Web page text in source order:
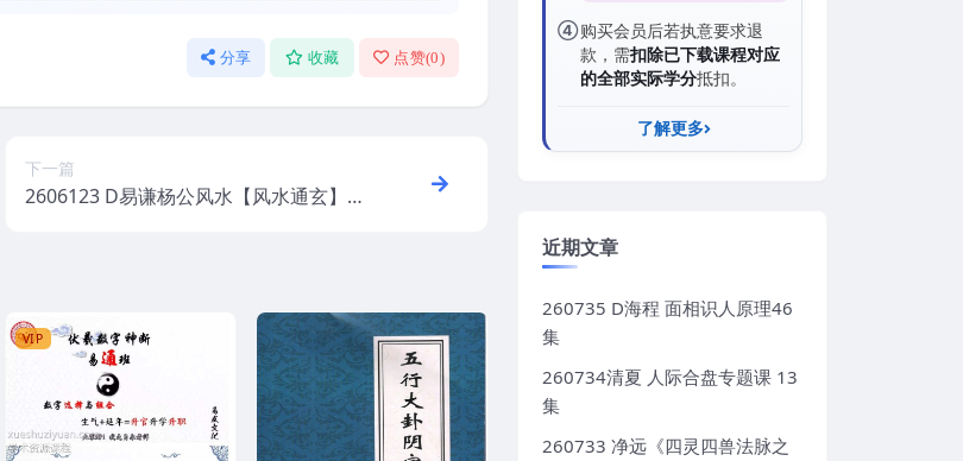
分享 收藏 点赞(0)
下一篇
2606123 D易谦杨公风水【风水通玄】
VIP
④购买会员后若执意要求退
款，需扣除已下载课程对应
的全部实际学分抵扣。
了解更多
近期文章
260735 D海程 面相识人原理46
集
260734清夏 人际合盘专题课 13
集
260733 净远《四灵四兽法脉之